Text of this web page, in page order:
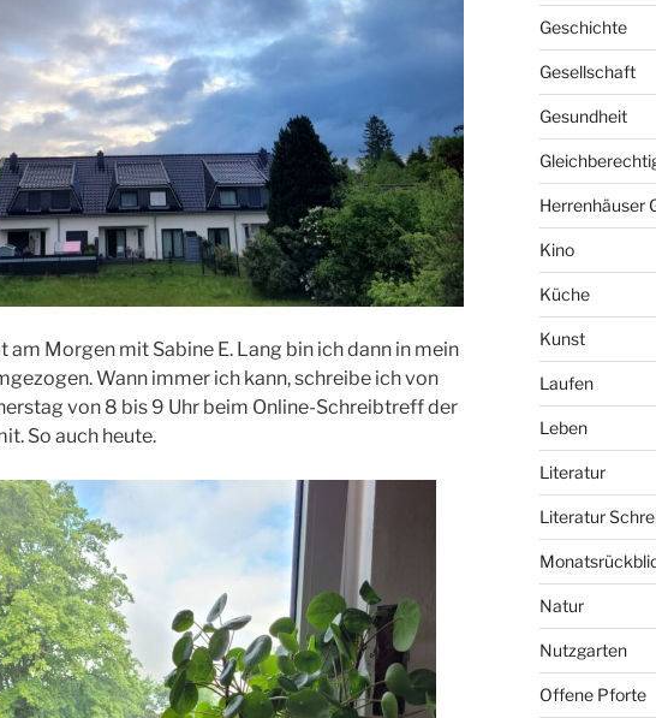
am Morgen mit Sabine E. Lang bin ich dann in mein
Wann immer ich kann, schreibe ich von
von 8 bis 9 Uhr beim Online-Schreibtreff der
So auch heute.
Geschichte
Gesellschaft
Gesundheit
Herrenhäuser
Kino
Küche
Kunst
Laufen
Leben
Literatur
Literatur
Natur
Nutzgarten
Offene Pforte